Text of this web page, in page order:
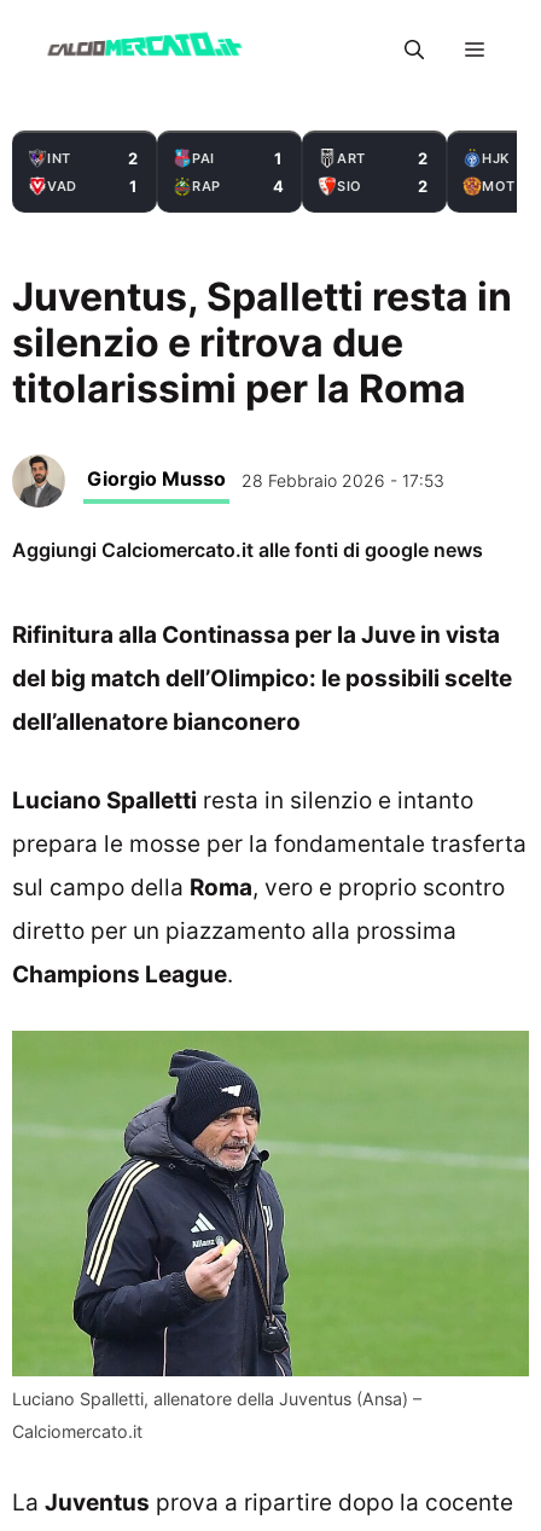
Menu
INT 2
VAD 1
PAI 1
RAP 4
ART 2
SIO 2
HJK
MOT
Juventus, Spalletti resta in
silenzio e ritrova due
titolarissimi per la Roma
Giorgio Musso 28 Febbraio 2026 - 17:53
Aggiungi Calciomercato.it alle fonti di google news
Rifinitura alla Continassa per la Juve in vista
del big match dell’Olimpico: le possibili scelte
dell’allenatore bianconero
Luciano Spalletti resta in silenzio e intanto
prepara le mosse per la fondamentale trasferta
sul campo della Roma, vero e proprio scontro
diretto per un piazzamento alla prossima
Champions League.
Luciano Spalletti, allenatore della Juventus (Ansa) –
Calciomercato.it
La Juventus prova a ripartire dopo la cocente